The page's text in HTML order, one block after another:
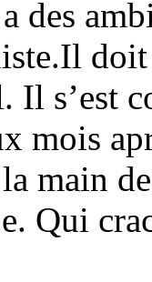
des
doit
Il s’est
mois
main
Qui